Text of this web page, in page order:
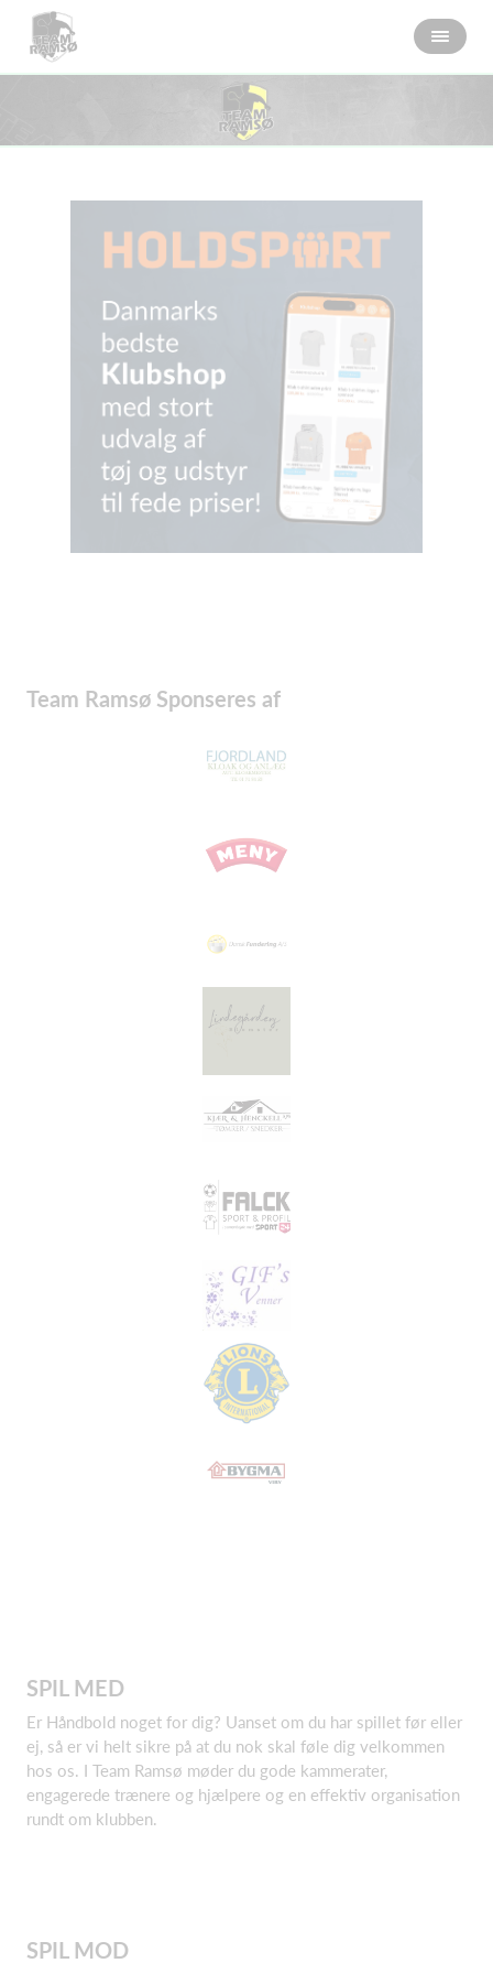
Team Ramsø Sponseres af
SPIL MED
Er Håndbold noget for dig? Uanset om du har spillet før eller
ej, så er vi helt sikre på at du nok skal føle dig velkommen
hos os. I Team Ramsø møder du gode kammerater,
engagerede trænere og hjælpere og en effektiv organisation
rundt om klubben.
SPIL MOD